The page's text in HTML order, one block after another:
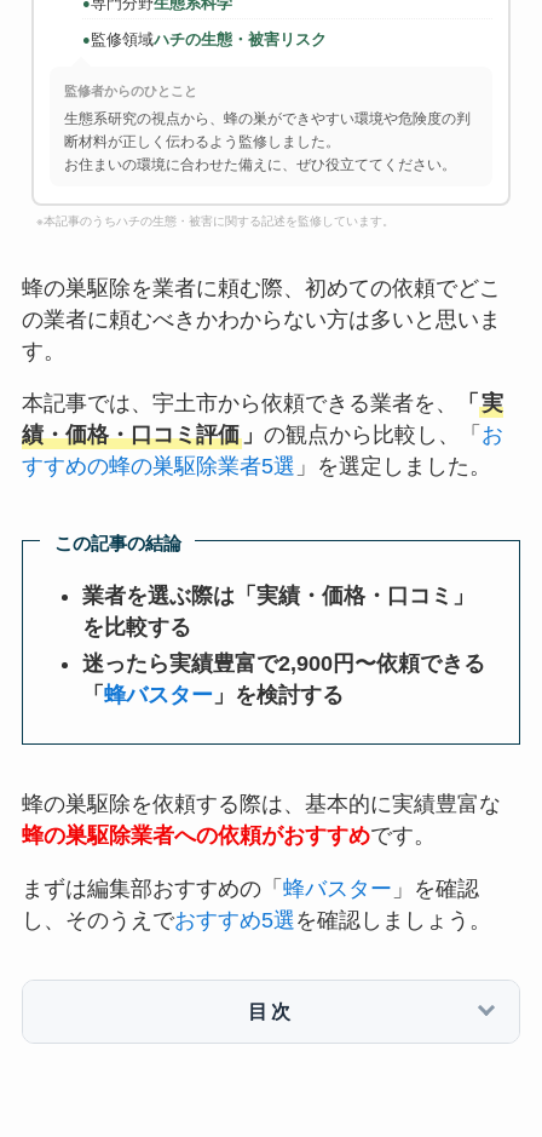
●監修領域ハチの生態・被害リスク
監修者からのひとこと
生態系研究の視点から、蜂の巣ができやすい環境や危険度の判
断材料が正しく伝わるよう監修しました。
お住まいの環境に合わせた備えに、ぜひ役立ててください。
※本記事のうちハチの生態・被害に関する記述を監修しています。
蜂の巣駆除を業者に頼む際、初めての依頼でどこ
の業者に頼むべきかわからない方は多いと思いま
す。
本記事では、宇土市から依頼できる業者を、 「 実
績・価格・口コミ評価」 の観点から比較し、「 お
すすめの蜂の巣駆除業者5選 」を選定しました。
この記事の結論
業者を選ぶ際は「実績・価格・口コミ」
を比較する
迷ったら実績豊富で2,900円〜依頼できる
「蜂バスター 」を検討する
蜂の巣駆除を依頼する際は、基本的に実績豊富な
蜂の巣駆除業者への依頼がおすすめです。
まずは編集部おすすめの「 蜂バスター 」を確認
し、そのうえでおすすめ5選 を確認しましょう。
目次